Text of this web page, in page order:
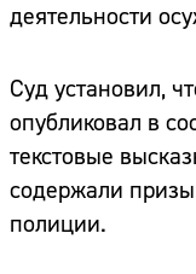
деятельности
Суд установил,
опубликовал в
текстовые
содержали
полиции.